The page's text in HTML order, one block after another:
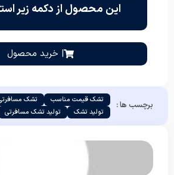
این محصول از دکمه زیر
| خرید محصول
برچسب ها : تشک قیمت مناسب
تشک
تولید تشک
تولید تشک مسافرتی